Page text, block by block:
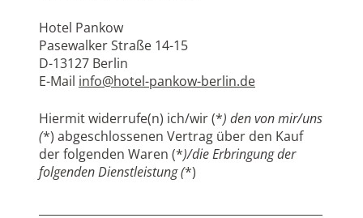
Hotel Pankow
Pasewalker Straße 14-15
D-13127 Berlin
E-Mail info@hotel-pankow-berlin.de
Hiermit widerrufe(n) ich/wir (*) den von mir/uns
(*) abgeschlossenen Vertrag über den Kauf
der folgenden Waren (*)/die Erbringung der
folgenden Dienstleistung (*)